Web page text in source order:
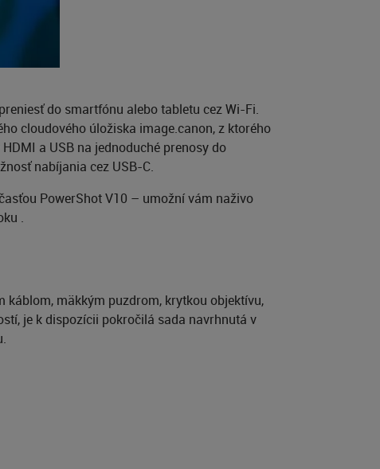
do smartfónu alebo tabletu cez Wi-Fi.
cloudového úložiska image.canon, z ktorého
a USB na jednoduché prenosy do
nabíjania cez USB-C.
PowerShot V10 – umožní vám naživo
.
káblom, mäkkým puzdrom, krytkou objektívu,
je k dispozícii pokročilá sada navrhnutá v